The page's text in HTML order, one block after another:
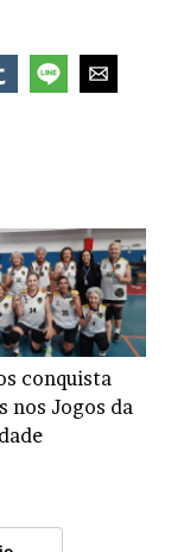
conquista
nos Jogos da